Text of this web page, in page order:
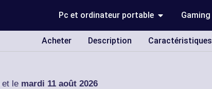
Pc et ordinateur portable Gaming
Acheter Description Caractéristiques
et le mardi 11 août 2026